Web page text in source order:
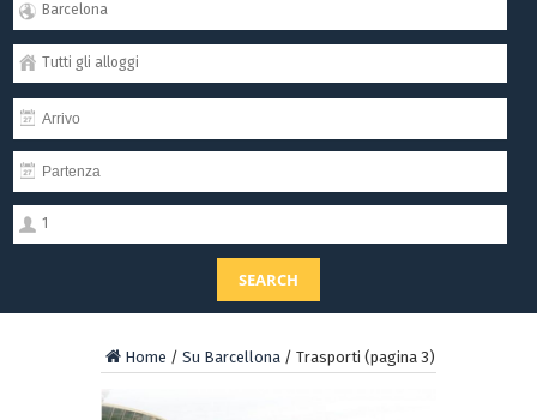
Barcelona
Tutti gli alloggi
1
SEARCH
Home / Su Barcellona / Trasporti (pagina 3)